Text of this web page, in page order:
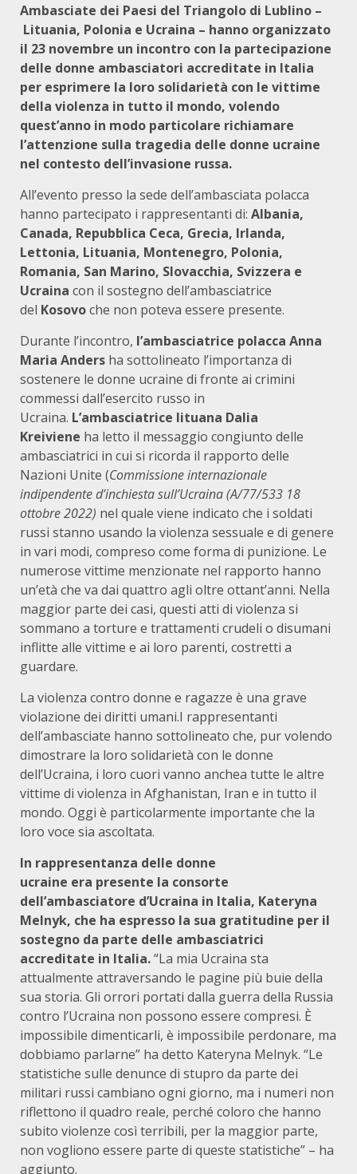
Ambasciate dei Paesi del Triangolo di Lublino –
Lituania, Polonia e Ucraina – hanno organizzato
il 23 novembre un incontro con la partecipazione
delle donne ambasciatori accreditate in Italia
per esprimere la loro solidarietà con le vittime
della violenza in tutto il mondo, volendo
quest’anno in modo particolare richiamare
l’attenzione sulla tragedia delle donne ucraine
nel contesto dell’invasione russa.
All’evento presso la sede dell’ambasciata polacca
hanno partecipato i rappresentanti di: Albania,
Canada, Repubblica Ceca, Grecia, Irlanda,
Lettonia, Lituania, Montenegro, Polonia,
Romania, San Marino, Slovacchia, Svizzera e
Ucraina con il sostegno dell’ambasciatrice
del Kosovoche non poteva essere presente.
Durante l’incontro, l’ambasciatrice polacca Anna
Maria Anders ha sottolineato l’importanza di
sostenere le donne ucraine di fronte ai crimini
commessi dall’esercito russo in
Ucraina. L’ambasciatrice lituana Dalia
Kreiviene ha letto il messaggio congiunto delle
ambasciatrici in cui si ricorda il rapporto delle
Nazioni Unite (Commissione internazionale
indipendente d’inchiesta sull’Ucraina (A/77/533 18
ottobre 2022) nel quale viene indicato che i soldati
russi stanno usando la violenza sessuale e di genere
in vari modi, compreso come forma di punizione. Le
numerose vittime menzionate nel rapporto hanno
un’età che va dai quattro agli oltre ottant’anni. Nella
maggior parte dei casi, questi atti di violenza si
sommano a torture e trattamenti crudeli o disumani
inflitte alle vittime e ai loro parenti, costretti a
guardare.
La violenza contro donne e ragazze è una grave
violazione dei diritti umani.I rappresentanti
dell’ambasciate hanno sottolineato che, pur volendo
dimostrare la loro solidarietà con le donne
dell’Ucraina, i loro cuori vanno anchea tutte le altre
vittime di violenza in Afghanistan, Iran e in tutto il
mondo. Oggi è particolarmente importante che la
loro voce sia ascoltata.
In rappresentanza delle donne
ucraine era presente la consorte
dell’ambasciatore d’Ucraina in Italia, Kateryna
Melnyk, che ha espresso la sua gratitudine per il
sostegno da parte delle ambasciatrici
accreditate in Italia.“La mia Ucraina sta
attualmente attraversando le pagine più buie della
sua storia. Gli orrori portati dalla guerra della Russia
contro l’Ucraina non possono essere compresi. È
impossibile dimenticarli, è impossibile perdonare, ma
dobbiamo parlarne” ha detto Kateryna Melnyk. “Le
statistiche sulle denunce di stupro da parte dei
militari russi cambiano ogni giorno, ma i numeri non
riflettono il quadro reale, perché coloro che hanno
subito violenze così terribili, per la maggior parte,
non vogliono essere parte di queste statistiche” – ha
aggiunto.